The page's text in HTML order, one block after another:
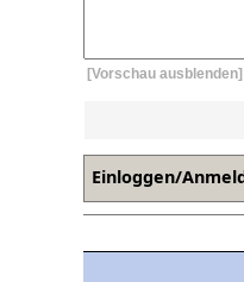
[Vorschau ausblenden]